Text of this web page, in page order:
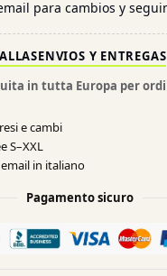
para cambios y
ENVIOS Y ENTREGAS
in tutta Europa per
e cambi
S–XXL
in italiano
Pagamento sicuro